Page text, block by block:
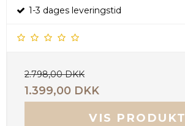
1-3 dages leveringstid
2.798,00 DKK
1.399,00 DKK
VIS PRODUKT